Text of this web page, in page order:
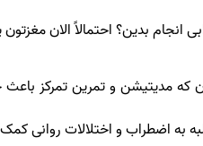
انجام بدین؟ احتمالاً الان
که مدیتیشن و تمرین تمرکز
به اضطراب و اختلالات روانی